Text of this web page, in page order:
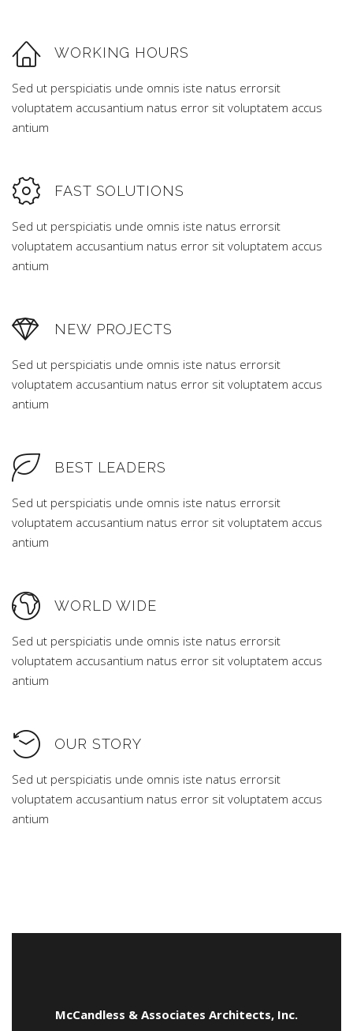
WORKING HOURS
Sed ut perspiciatis unde omnis iste natus errorsit
voluptatem accusantium natus error sit voluptatem accus
antium
FAST SOLUTIONS
Sed ut perspiciatis unde omnis iste natus errorsit
voluptatem accusantium natus error sit voluptatem accus
antium
NEW PROJECTS
Sed ut perspiciatis unde omnis iste natus errorsit
voluptatem accusantium natus error sit voluptatem accus
antium
BEST LEADERS
Sed ut perspiciatis unde omnis iste natus errorsit
voluptatem accusantium natus error sit voluptatem accus
antium
WORLD WIDE
Sed ut perspiciatis unde omnis iste natus errorsit
voluptatem accusantium natus error sit voluptatem accus
antium
OUR STORY
Sed ut perspiciatis unde omnis iste natus errorsit
voluptatem accusantium natus error sit voluptatem accus
antium
McCandless & Associates Architects, Inc.